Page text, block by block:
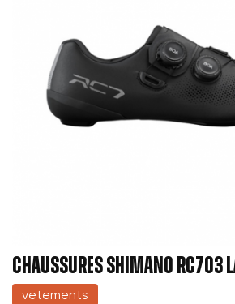
CHAUSSURES SHIMANO RC703
vetements